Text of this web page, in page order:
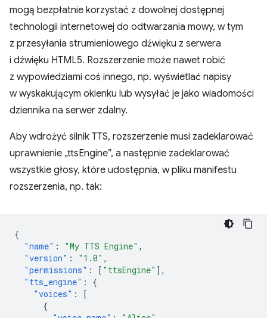
mogą bezpłatnie korzystać z dowolnej dostępnej
technologii internetowej do odtwarzania mowy, w tym
z przesyłania strumieniowego dźwięku z serwera
i dźwięku HTML5. Rozszerzenie może nawet robić
z wypowiedziami coś innego, np. wyświetlać napisy
w wyskakującym okienku lub wysyłać je jako wiadomości
dziennika na serwer zdalny.
Aby wdrożyć silnik TTS, rozszerzenie musi zadeklarować
uprawnienie „ttsEngine”, a następnie zadeklarować
wszystkie głosy, które udostępnia, w pliku manifestu
rozszerzenia, np. tak:
{
"name" : "My TTS Engine" ,
"version" : "1.0" ,
"permissions" : [ "ttsEngine" ],
"tts_engine" :
{
"voices" :
[
{